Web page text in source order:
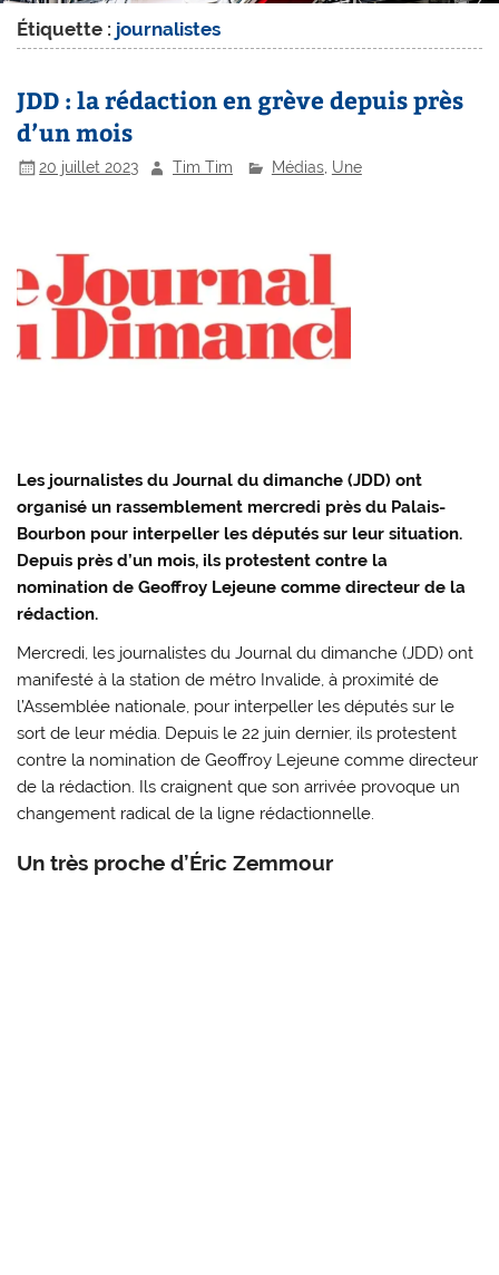
Étiquette : journalistes
JDD : la rédaction en grève depuis près
d’un mois
20 juillet 2023 Tim Tim Médias, Une
Les journalistes du Journal du dimanche (JDD) ont
organisé un rassemblement mercredi près du Palais-
Bourbon pour interpeller les députés sur leur situation.
Depuis près d’un mois, ils protestent contre la
nomination de Geoffroy Lejeune comme directeur de la
rédaction.
Mercredi, les journalistes du Journal du dimanche (JDD) ont
manifesté à la station de métro Invalide, à proximité de
l’Assemblée nationale, pour interpeller les députés sur le
sort de leur média. Depuis le 22 juin dernier, ils protestent
contre la nomination de Geoffroy Lejeune comme directeur
de la rédaction. Ils craignent que son arrivée provoque un
changement radical de la ligne rédactionnelle.
Un très proche d’Éric Zemmour